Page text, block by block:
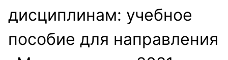
дисциплинам: учебное
пособие для направления